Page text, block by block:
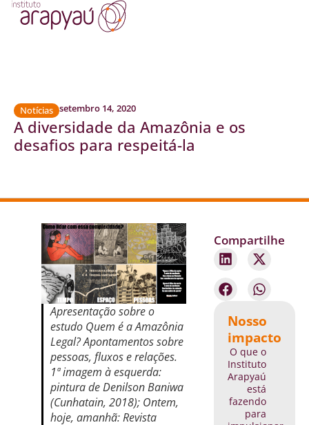
Notícias setembro 14, 2020
A diversidade da Amazônia e os
desafios para respeitá-la
Compartilhe
Nosso
impacto
O que o
Instituto
Arapyaú
está
fazendo
para
Apresentação sobre o
estudo Quem é a Amazônia
Legal? Apontamentos sobre
pessoas, fluxos e relações.
1ª imagem à esquerda:
pintura de Denilson Baniwa
(Cunhatain, 2018); Ontem,
hoje, amanhã: Revista